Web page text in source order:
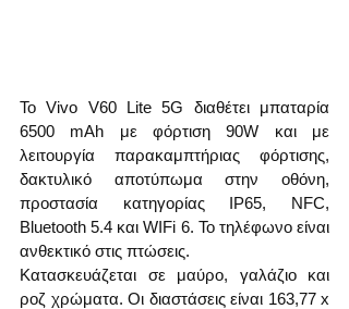
Το Vivo V60 Lite 5G διαθέτει μπαταρία
6500 mAh με φόρτιση 90W και με
λειτουργία παρακαμπτήριας φόρτισης,
δακτυλικό αποτύπωμα στην οθόνη,
προστασία κατηγορίας IP65, NFC,
Bluetooth 5.4 και WIFi 6. Το τηλέφωνο είναι
ανθεκτικό στις πτώσεις.
Κατασκευάζεται σε μαύρο, γαλάζιο και
ροζ χρώματα. Οι διαστάσεις είναι 163,77 х